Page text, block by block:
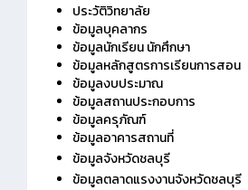
ประวัติวิทยาลัย
ข้อมูลบุคลากร
ข้อมูลนักเรียน นักศึกษา
ข้อมูลหลักสูตรการเรียนการสอน
ข้อมูลงบประมาณ
ข้อมูลสถานประกอบการ
ข้อมูลครุภัณฑ์
ข้อมูลอาคารสถานที่
ข้อมูลจังหวัดชลบุรี
ข้อมูลตลาดแรงงานจังหวัดชลบุรี